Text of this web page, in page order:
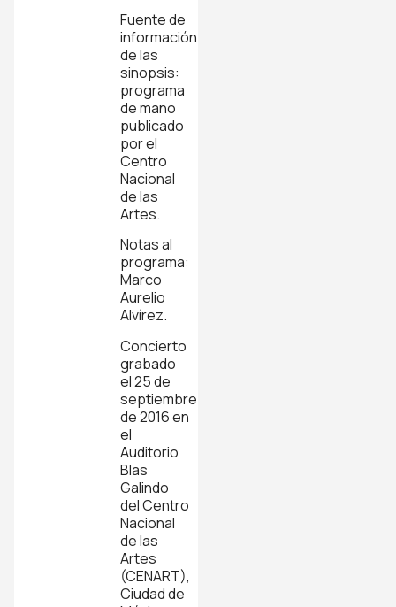
Fuente de
información
de las
sinopsis:
programa
de mano
publicado
por el
Centro
Nacional
de las
Artes.
Notas al
programa:
Marco
Aurelio
Alvírez.
Concierto
grabado
el 25 de
septiembre
de 2016 en
el
Auditorio
Blas
Galindo
del Centro
Nacional
de las
Artes
(CENART),
Ciudad de